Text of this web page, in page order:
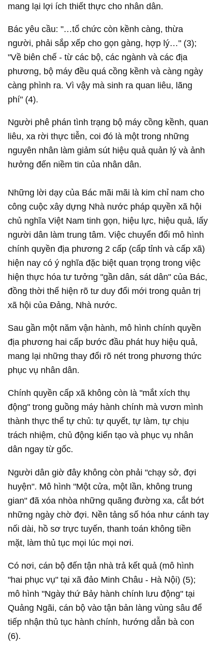
mang lại lợi ích thiết thực cho nhân dân.
Bác yêu cầu: "…tổ chức còn kềnh càng, thừa
người, phải sắp xếp cho gọn gàng, hợp lý…" (3);
"Về biên chế - từ các bộ, các ngành và các địa
phương, bộ máy đều quá cồng kềnh và càng ngày
càng phình ra. Vì vậy mà sinh ra quan liêu, lãng
phí" (4).
Người phê phán tình trạng bộ máy cồng kềnh, quan
liêu, xa rời thực tiễn, coi đó là một trong những
nguyên nhân làm giảm sút hiệu quả quản lý và ảnh
hưởng đến niềm tin của nhân dân.
Những lời dạy của Bác mãi mãi là kim chỉ nam cho
công cuộc xây dựng Nhà nước pháp quyền xã hội
chủ nghĩa Việt Nam tinh gọn, hiệu lực, hiệu quả, lấy
người dân làm trung tâm. Việc chuyển đổi mô hình
chính quyền địa phương 2 cấp (cấp tỉnh và cấp xã)
hiện nay có ý nghĩa đặc biệt quan trọng trong việc
hiện thực hóa tư tưởng "gần dân, sát dân" của Bác,
đồng thời thể hiện rõ tư duy đổi mới trong quản trị
xã hội của Đảng, Nhà nước.
Sau gần một năm vận hành, mô hình chính quyền
địa phương hai cấp bước đầu phát huy hiệu quả,
mang lại những thay đổi rõ nét trong phương thức
phục vụ nhân dân.
Chính quyền cấp xã không còn là "mắt xích thụ
động" trong guồng máy hành chính mà vươn mình
thành thực thể tự chủ: tự quyết, tự làm, tự chịu
trách nhiệm, chủ động kiến tạo và phục vụ nhân
dân ngay từ gốc.
Người dân giờ đây không còn phải "chạy sở, đợi
huyện". Mô hình "Một cửa, một lần, không trung
gian" đã xóa nhòa những quãng đường xa, cắt bớt
những ngày chờ đợi. Nền tảng số hóa như cánh tay
nối dài, hồ sơ trực tuyến, thanh toán không tiền
mặt, làm thủ tục mọi lúc mọi nơi.
Có nơi, cán bộ đến tận nhà trả kết quả (mô hình
"hai phục vụ" tại xã đảo Minh Châu - Hà Nội) (5);
mô hình "Ngày thứ Bảy hành chính lưu động" tại
Quảng Ngãi, cán bộ vào tận bản làng vùng sâu để
tiếp nhận thủ tục hành chính, hướng dẫn bà con
(6).